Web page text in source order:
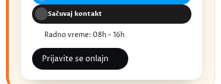
Sačuvaj kontakt
Radno vreme: 08h - 16h
Prijavite se onlajn